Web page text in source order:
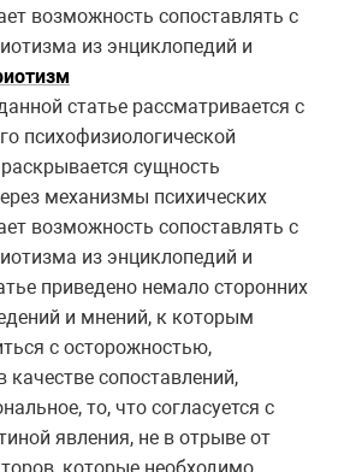
возможность сопоставлять с
из энциклопедий и
статье рассматривается с
психофизиологической
сущность
механизмы психических
возможность сопоставлять с
из энциклопедий и
приведено немало сторонних
и мнений, к которым
с осторожностью,
качестве сопоставлений,
то, что согласуется с
явления, не в отрыве от